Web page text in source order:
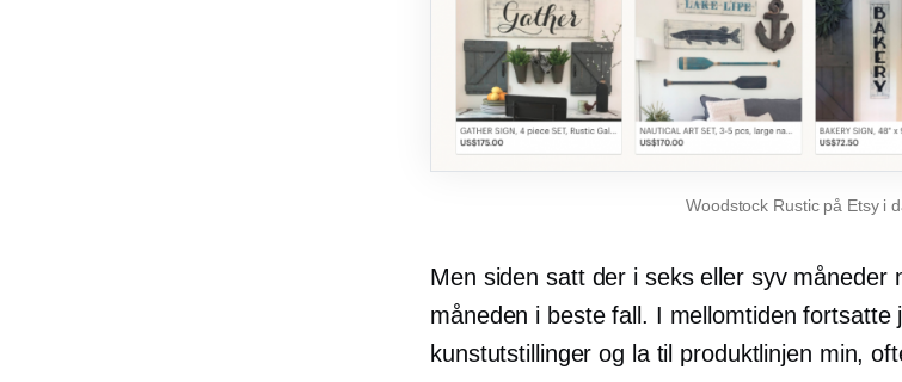
Woodstock Rustic på Etsy i
Men siden satt der i seks eller syv måneder
måneden i beste fall. I mellomtiden fortsatte
kunstutstillinger og la til produktlinjen min,